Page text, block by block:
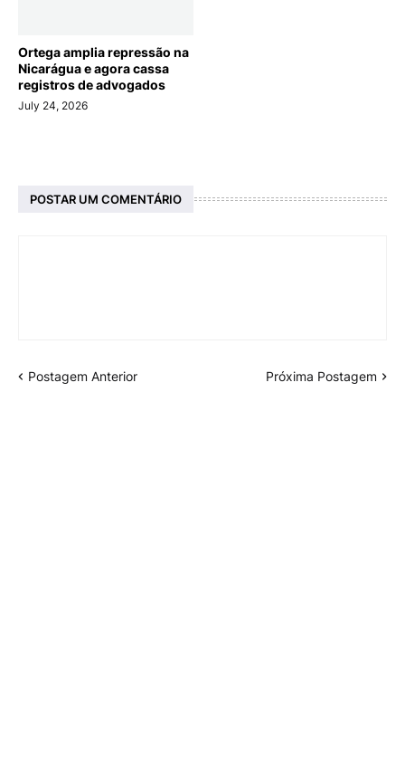
Ortega amplia repressão na
Nicarágua e agora cassa
registros de advogados
July 24, 2026
POSTAR UM COMENTÁRIO
Postagem Anterior Próxima Postagem